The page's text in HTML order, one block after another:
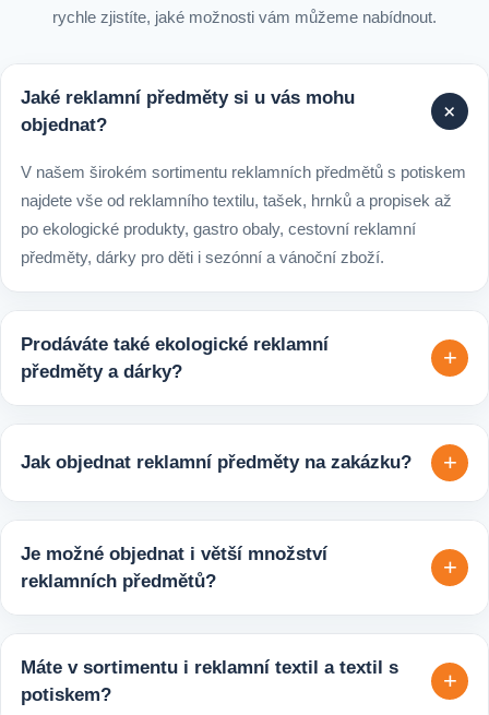
rychle zjistíte, jaké možnosti vám můžeme nabídnout.
Jaké reklamní předměty si u vás mohu
objednat?
+
V našem širokém sortimentu reklamních předmětů s potiskem
najdete vše od reklamního textilu, tašek, hrnků a propisek až
po ekologické produkty, gastro obaly, cestovní reklamní
předměty, dárky pro děti i sezónní a vánoční zboží.
Prodáváte také ekologické reklamní
předměty a dárky?
+
reklamních předmětů. K dispozici jsou i ekologicky udržitelné
varianty, které jsou vhodné pro firmy, jež chtějí spojit svojí
propagaci s odpovědným přístupem k životnímu prostředí.
Jak objednat reklamní předměty na zakázku? +
počtem kusů a představou o potisku. Následně si s vámi
upřesníme doplňující detaily, doporučíme vhodné varianty
Je možné objednat i větší množství
reklamních předmětů?
+
tisíců kusů pro firmy, eventy, gastro provozy nebo dlouhodobé
reklamní kampaně. Připravíme ideální řešení podle rozpočtu,
Máte v sortimentu i reklamní textil a textil s
potiskem?
+